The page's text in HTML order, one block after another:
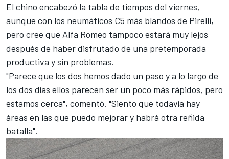
El chino encabezó la tabla de tiempos del viernes,
aunque con los neumáticos C5 más blandos de Pirelli,
pero cree que Alfa Romeo tampoco estará muy lejos
después de haber disfrutado de una pretemporada
productiva y sin problemas.
"Parece que los dos hemos dado un paso y a lo largo de
los dos días ellos parecen ser un poco más rápidos, pero
estamos cerca", comentó. "Siento que todavía hay
áreas en las que puedo mejorar y habrá otra reñida
batalla".